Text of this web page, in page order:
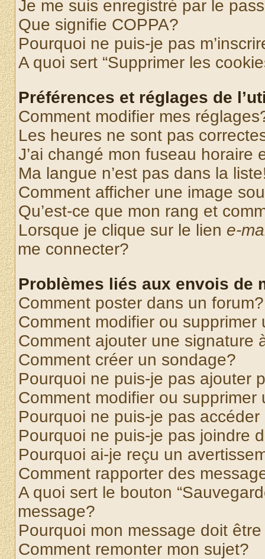
Je me suis enregistré par le
Que signifie COPPA?
Pourquoi ne puis-je pas
A quoi sert “Supprimer les
Préférences et réglages de
Comment modifier mes
Les heures ne sont pas
J’ai changé mon fuseau horaire
Ma langue n’est pas dans la
Comment afficher une image
Qu’est-ce que mon rang et
Lorsque je clique sur le lien e-
me connecter?
Problèmes liés aux envois de
Comment poster dans un forum?
Comment modifier ou supprimer
Comment ajouter une signature
Comment créer un sondage?
Pourquoi ne puis-je pas ajouter
Comment modifier ou supprimer
Pourquoi ne puis-je pas
Pourquoi ne puis-je pas joindre
Pourquoi ai-je reçu un
Comment rapporter des
A quoi sert le bouton
message?
Pourquoi mon message doit
Comment remonter mon sujet?